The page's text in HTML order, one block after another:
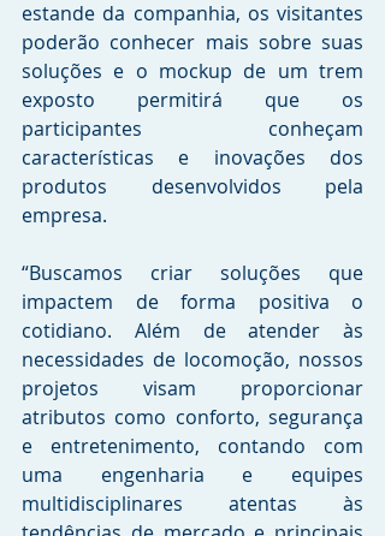
estande da companhia, os visitantes
poderão conhecer mais sobre suas
soluções e o mockup de um trem
exposto permitirá que os
participantes conheçam
características e inovações dos
produtos desenvolvidos pela
empresa.
“Buscamos criar soluções que
impactem de forma positiva o
cotidiano. Além de atender às
necessidades de locomoção, nossos
projetos visam proporcionar
atributos como conforto, segurança
e entretenimento, contando com
uma engenharia e equipes
multidisciplinares atentas às